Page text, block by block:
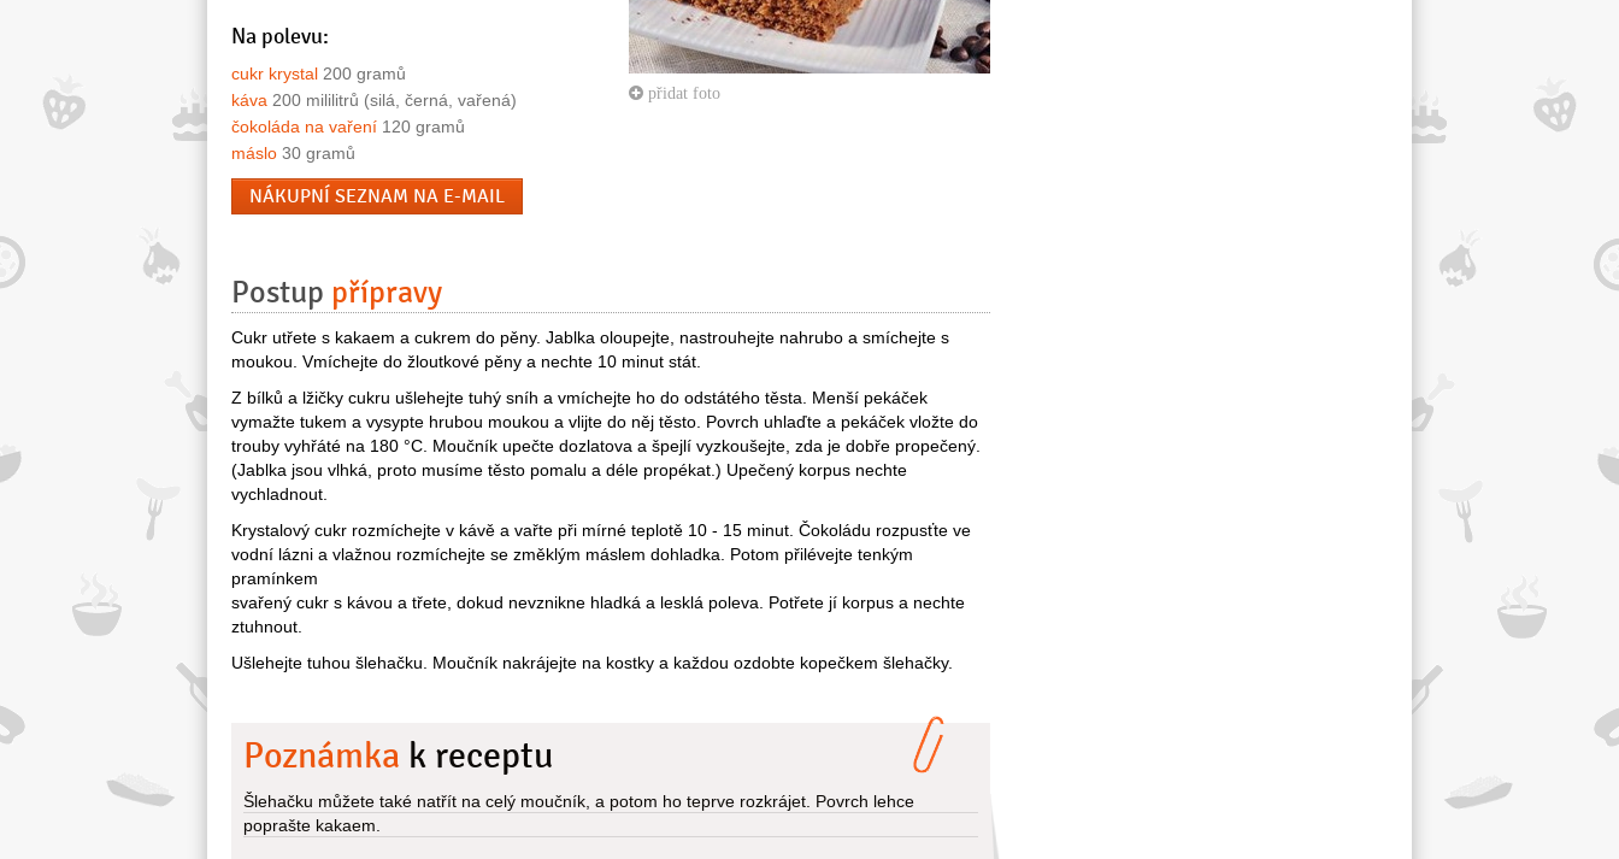
přidat foto
Na polevu:
cukr krystal 200 gramů
káva 200 mililitrů (silá, černá, vařená)
čokoláda na vaření 120 gramů
máslo 30 gramů
NÁKUPNÍ SEZNAM NA E-MAIL
Postup přípravy
Cukr utřete s kakaem a cukrem do pěny. Jablka oloupejte, nastrouhejte nahrubo a smíchejte s
moukou. Vmíchejte do žloutkové pěny a nechte 10 minut stát.
Z bílků a lžičky cukru ušlehejte tuhý sníh a vmíchejte ho do odstátého těsta. Menší pekáček
vymažte tukem a vysypte hrubou moukou a vlijte do něj těsto. Povrch uhlaďte a pekáček vložte do
trouby vyhřáté na 180 °C. Moučník upečte dozlatova a špejlí vyzkoušejte, zda je dobře propečený.
(Jablka jsou vlhká, proto musíme těsto pomalu a déle propékat.) Upečený korpus nechte
vychladnout.
Krystalový cukr rozmíchejte v kávě a vařte při mírné teplotě 10 - 15 minut. Čokoládu rozpusťte ve
vodní lázni a vlažnou rozmíchejte se změklým máslem dohladka. Potom přilévejte tenkým
pramínkem
svařený cukr s kávou a třete, dokud nevznikne hladká a lesklá poleva. Potřete jí korpus a nechte
ztuhnout.
Ušlehejte tuhou šlehačku. Moučník nakrájejte na kostky a každou ozdobte kopečkem šlehačky.
Poznámka k receptu
Šlehačku můžete také natřít na celý moučník, a potom ho teprve rozkrájet. Povrch lehce
poprašte kakaem.